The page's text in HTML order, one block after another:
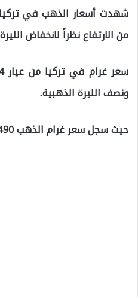
شهدت أسعار الذهب في تركيا
من الارتفاع نظراً لانخفاض
ونصف الليرة الذهبية.
حيث سجل سعر غرام الذهب 490 ليرة تركية من عيار 24 غرام.